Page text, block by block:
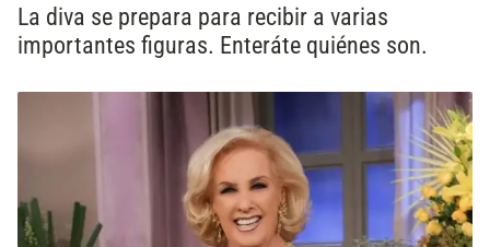
La diva se prepara para recibir a varias
importantes figuras. Enteráte quiénes son.